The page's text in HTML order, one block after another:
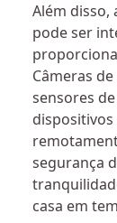
Além disso,
pode ser
Câmeras
sensores
segurança
casa em